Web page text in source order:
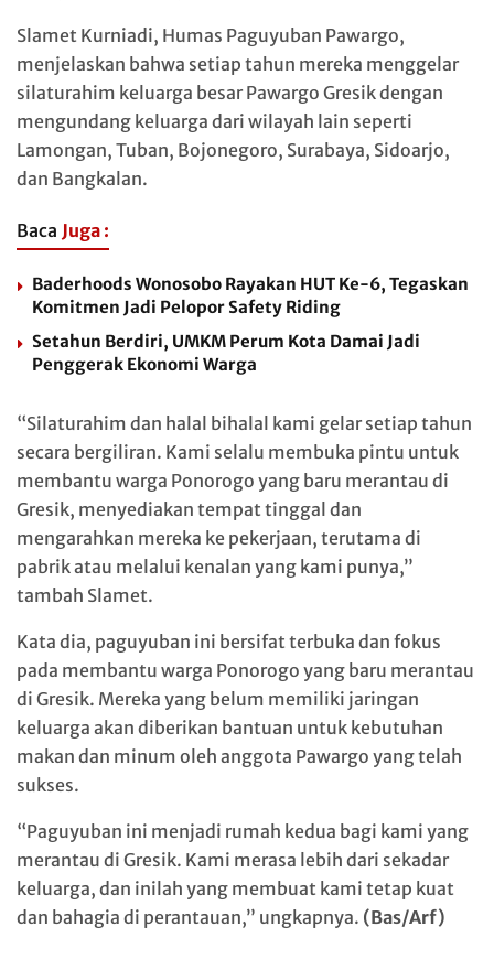
Slamet Kurniadi, Humas Paguyuban Pawargo,
menjelaskan bahwa setiap tahun mereka menggelar
silaturahim keluarga besar Pawargo Gresik dengan
mengundang keluarga dari wilayah lain seperti
Lamongan, Tuban, Bojonegoro, Surabaya, Sidoarjo,
dan Bangkalan.
Baca Juga :
Baderhoods Wonosobo Rayakan HUT Ke-6, Tegaskan
Komitmen Jadi Pelopor Safety Riding
Setahun Berdiri, UMKM Perum Kota Damai Jadi
Penggerak Ekonomi Warga
“Silaturahim dan halal bihalal kami gelar setiap tahun
secara bergiliran. Kami selalu membuka pintu untuk
membantu warga Ponorogo yang baru merantau di
Gresik, menyediakan tempat tinggal dan
mengarahkan mereka ke pekerjaan, terutama di
pabrik atau melalui kenalan yang kami punya,”
tambah Slamet.
Kata dia, paguyuban ini bersifat terbuka dan fokus
pada membantu warga Ponorogo yang baru merantau
di Gresik. Mereka yang belum memiliki jaringan
keluarga akan diberikan bantuan untuk kebutuhan
makan dan minum oleh anggota Pawargo yang telah
sukses.
“Paguyuban ini menjadi rumah kedua bagi kami yang
merantau di Gresik. Kami merasa lebih dari sekadar
keluarga, dan inilah yang membuat kami tetap kuat
dan bahagia di perantauan,” ungkapnya. (Bas/Arf)